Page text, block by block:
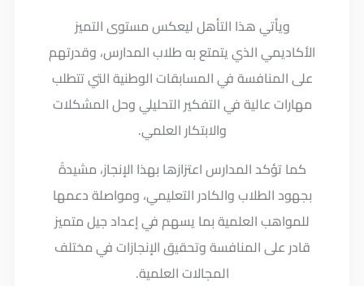
ويأتي هذا التأهل ليعكس مستوى التميز
الأكاديمي الذي يتمتع به طلاب المدارس، وقدرتهم
على المنافسة في المسابقات الوطنية التي تتطلب
مهارات عالية في التفكير التحليلي وحل المشكلات
والابتكار العلمي.
كما تؤكد المدارس اعتزازها بهذا الإنجاز، مشيدةً
بجهود الطلاب والكادر التعليمي، ومواصلة دعمها
للمواهب العلمية بما يسهم في إعداد جيل متميز
قادر على المنافسة وتحقيق الإنجازات في مختلف
المجالات العلمية.